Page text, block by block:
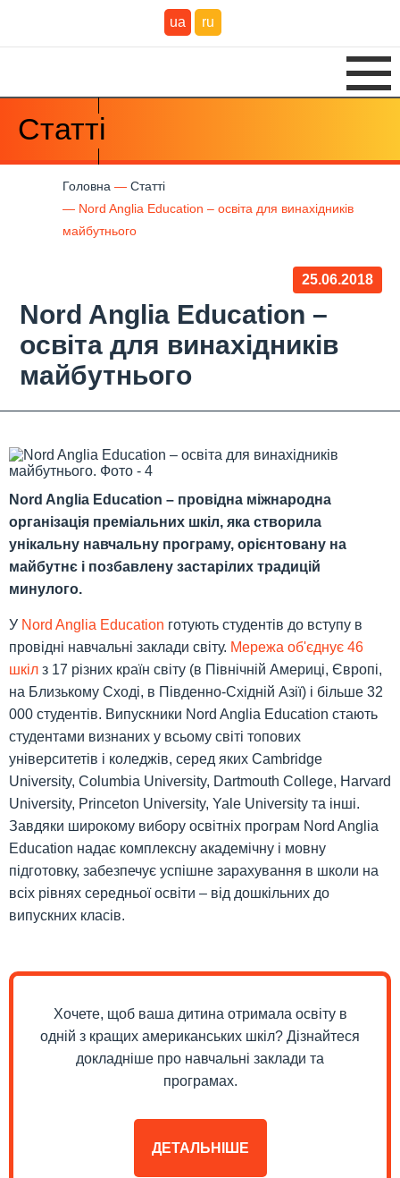
ua ru
Статті
Головна
Статті
Nord Anglia Education – освіта для винахідників
майбутнього
Nord Anglia Education –
освіта для винахідників
майбутнього
25.06.2018
Nord Anglia Education – провідна міжнародна
організація преміальних шкіл, яка створила
унікальну навчальну програму, орієнтовану на
майбутнє і позбавлену застарілих традицій
минулого.
У Nord Anglia Education готують студентів до вступу в
провідні навчальні заклади світу. Мережа об'єднує 46
шкіл з 17 різних країн світу (в Північній Америці, Європі,
на Близькому Сході, в Південно-Східній Азії) і більше 32
000 студентів. Випускники Nord Anglia Education стають
студентами визнаних у всьому світі топових
університетів і коледжів, серед яких Cambridge
University, Columbia University, Dartmouth College, Harvard
University, Princeton University, Yale University та інші.
Завдяки широкому вибору освітніх програм Nord Anglia
Education надає комплексну академічну і мовну
підготовку, забезпечує успішне зарахування в школи на
всіх рівнях середньої освіти – від дошкільних до
випускних класів.
Хочете, щоб ваша дитина отримала освіту в
одній з кращих американських шкіл? Дізнайтеся
докладніше про навчальні заклади та
програмах.
ДЕТАЛЬНІШЕ